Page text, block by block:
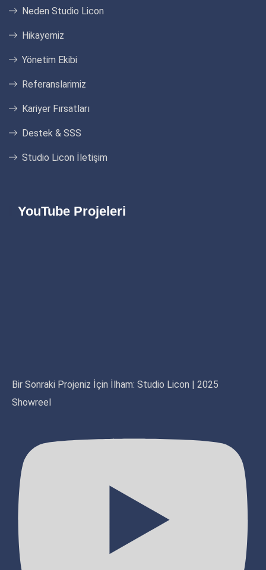
Neden Studio Licon
Hikayemiz
Yönetim Ekibi
Referanslarimiz
Kariyer Fırsatları
Destek & SSS
Studio Licon İletişim
YouTube Projeleri
Bir Sonraki Projeniz İçin İlham: Studio Licon | 2025
Showreel